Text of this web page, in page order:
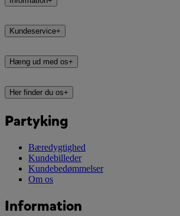
Kundeservice+
Hæng ud med os+
Her finder du os+
Partyking
Bæredygtighed
Kundebilleder
Kundebedømmelser
Om os
Information